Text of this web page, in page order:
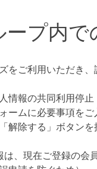
プ内
をご利用いただき、
情報の共同利用停
ームに必要事項をご
解除する」ボタンを
、現在ご登録の会